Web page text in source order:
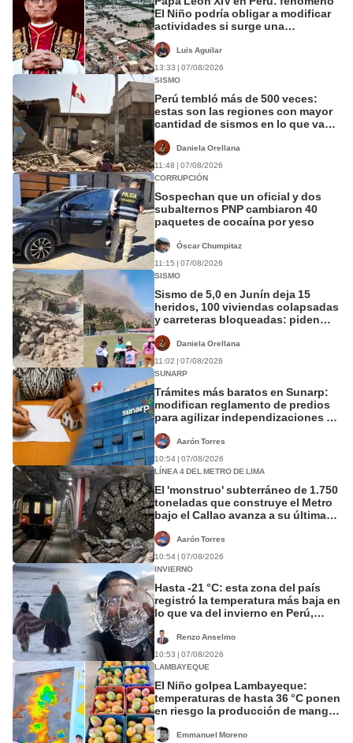
El Niño podría obligar a modificar
actividades si surge una
Luis Aguilar
13:33 | 07/08/2026
SISMO
Perú tembló más de 500 veces:
estas son las regiones con mayor
cantidad de sismos en lo que va
Daniela Orellana
11:48 | 07/08/2026
CORRUPCIÓN
Sospechan que un oficial y dos
subalternos PNP cambiaron 40
paquetes de cocaína por yeso
Óscar Chumpitaz
11:15 | 07/08/2026
SISMO
Sismo de 5,0 en Junín deja 15
heridos, 100 viviendas colapsadas
y carreteras bloqueadas: piden
Daniela Orellana
11:02 | 07/08/2026
SUNARP
Trámites más baratos en Sunarp:
modifican reglamento de predios
para agilizar independizaciones y
Aarón Torres
10:54 | 07/08/2026
LÍNEA 4 DEL METRO DE LIMA
El 'monstruo' subterráneo de 1.750
toneladas que construye el Metro
bajo el Callao avanza a su última
Aarón Torres
10:54 | 07/08/2026
INVIERNO
Hasta -21 °C: esta zona del país
registró la temperatura más baja en
lo que va del invierno en Perú,
Renzo Anselmo
10:53 | 07/08/2026
LAMBAYEQUE
El Niño golpea Lambayeque:
temperaturas de hasta 36 °C ponen
en riesgo la producción de mango
Emmanuel Moreno